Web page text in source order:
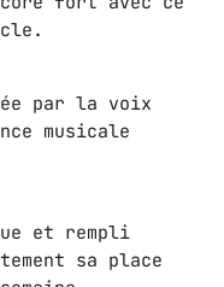
par la voix
musicale
et rempli
sa place